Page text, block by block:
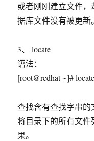
或者刚刚建立文件
据库文件没有被更新。
3、 locate
语法：
[root@redhat ~]#
查找含有查找字串
将目录下的所有文
果。